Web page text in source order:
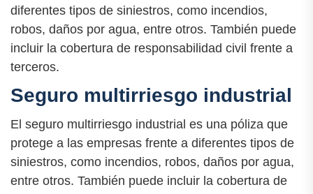
diferentes tipos de siniestros, como incendios,
robos, daños por agua, entre otros. También puede
incluir la cobertura de responsabilidad civil frente a
terceros.
Seguro multirriesgo industrial
El seguro multirriesgo industrial es una póliza que
protege a las empresas frente a diferentes tipos de
siniestros, como incendios, robos, daños por agua,
entre otros. También puede incluir la cobertura de